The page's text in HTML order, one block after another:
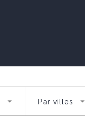
arrow_drop_down Par villes arrow_drop_down